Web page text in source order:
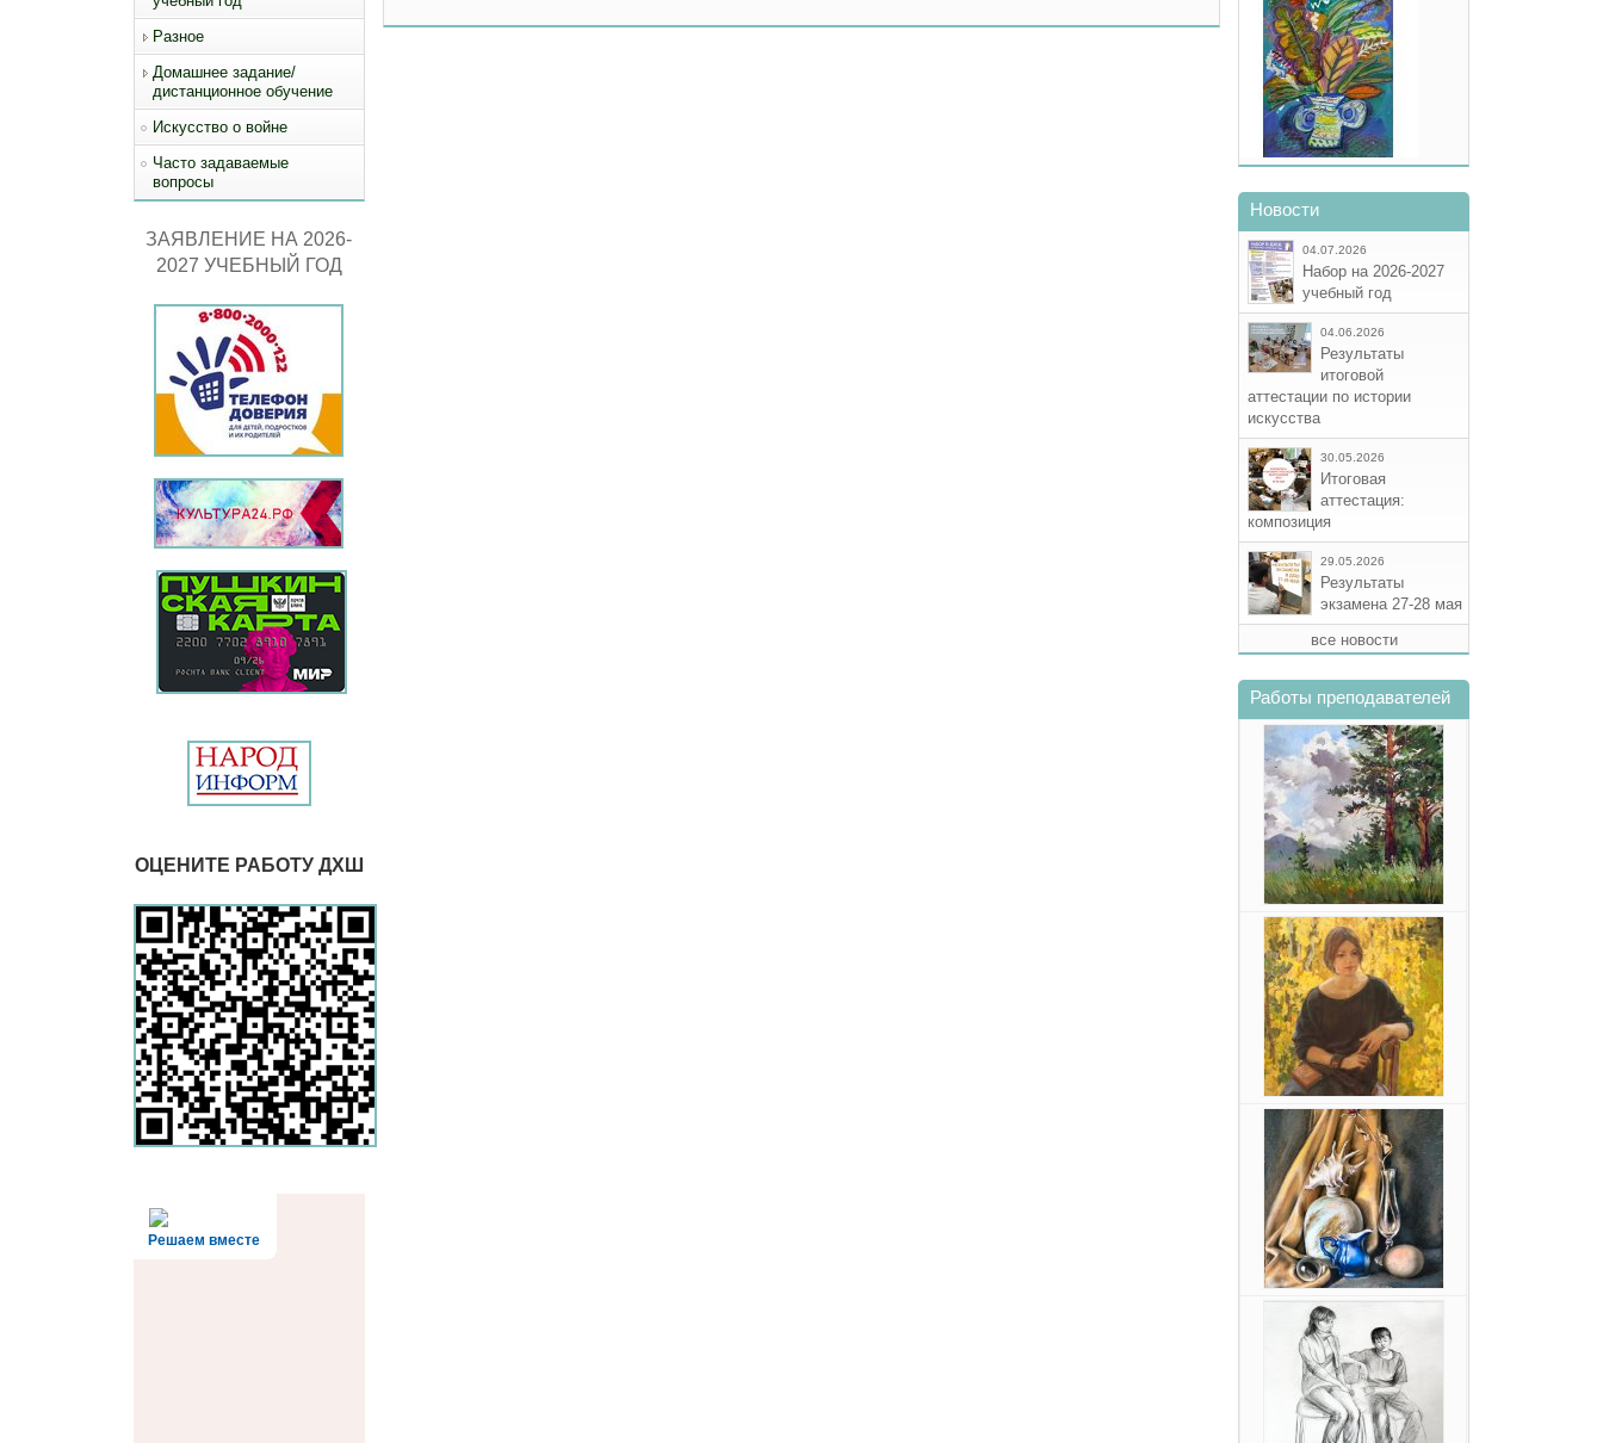
Разное
Домашнее задание/
дистанционное обучение
Искусство о войне
Часто задаваемые
вопросы
ЗАЯВЛЕНИЕ НА 2026-
2027 УЧЕБНЫЙ ГОД
ОЦЕНИТЕ РАБОТУ ДХШ
Решаем вместе
Новости
04.07.2026
Набор на 2026-2027
учебный год
04.06.2026
Результаты
итоговой
аттестации по истории
искусства
30.05.2026
Итоговая
аттестация:
композиция
29.05.2026
Результаты
экзамена 27-28 мая
все новости
Работы преподавателей